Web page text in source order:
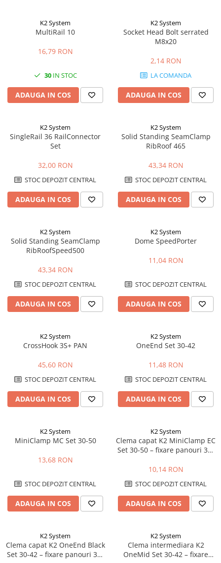
K2 System
MultiRail 10
16,79 RON
30IN STOC
ADAUGA IN COS
K2 System
Socket Head Bolt serrated
M8x20
2,14 RON
LA COMANDA
ADAUGA IN COS
K2 System
SingleRail 36 RailConnector
Set
32,00 RON
STOC DEPOZIT CENTRAL
ADAUGA IN COS
K2 System
Solid Standing SeamClamp
RibRoof 465
43,34 RON
STOC DEPOZIT CENTRAL
ADAUGA IN COS
K2 System
Solid Standing SeamClamp
RibRoofSpeed500
43,34 RON
STOC DEPOZIT CENTRAL
ADAUGA IN COS
K2 System
Dome SpeedPorter
11,04 RON
STOC DEPOZIT CENTRAL
ADAUGA IN COS
K2 System
CrossHook 3S+ PAN
45,60 RON
STOC DEPOZIT CENTRAL
ADAUGA IN COS
K2 System
OneEnd Set 30-42
11,48 RON
STOC DEPOZIT CENTRAL
ADAUGA IN COS
K2 System
MiniClamp MC Set 30-50
13,68 RON
STOC DEPOZIT CENTRAL
ADAUGA IN COS
K2 System
Clema capat K2 MiniClamp EC
Set 30-50 – fixare panouri 30-
10,14 RON
STOC DEPOZIT CENTRAL
ADAUGA IN COS
K2 System
Clema capat K2 OneEnd Black
Set 30-42 – fixare panouri 30-
K2 System
Clema intermediara K2
OneMid Set 30-42 – fixare